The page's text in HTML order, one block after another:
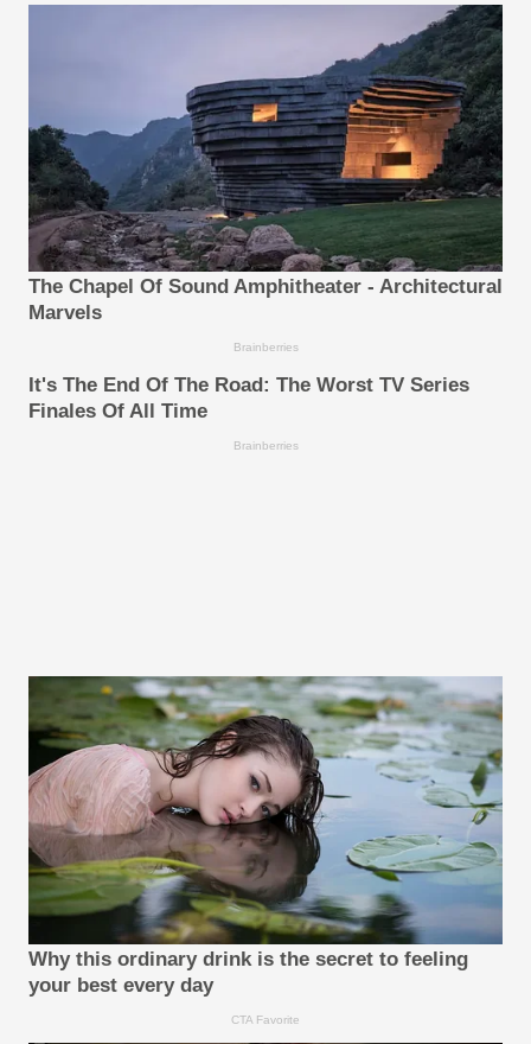
The Chapel Of Sound Amphitheater - Architectural
Marvels
Brainberries
It's The End Of The Road: The Worst TV Series
Finales Of All Time
Brainberries
Why this ordinary drink is the secret to feeling
your best every day
CTA Favorite